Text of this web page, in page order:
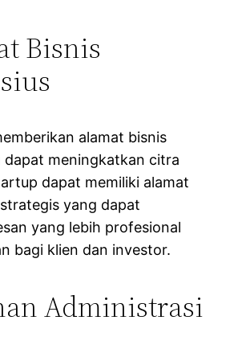
Bisnis
alamat bisnis
dapat meningkatkan citra
dapat memiliki alamat
yang dapat
yang lebih profesional
bagi klien dan investor.
Administrasi